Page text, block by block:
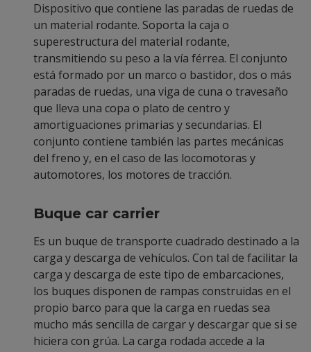
Dispositivo que contiene las paradas de ruedas de
un material rodante. Soporta la caja o
superestructura del material rodante,
transmitiendo su peso a la vía férrea. El conjunto
está formado por un marco o bastidor, dos o más
paradas de ruedas, una viga de cuna o travesaño
que lleva una copa o plato de centro y
amortiguaciones primarias y secundarias. El
conjunto contiene también las partes mecánicas
del freno y, en el caso de las locomotoras y
automotores, los motores de tracción.
Buque car carrier
Es un buque de transporte cuadrado destinado a la
carga y descarga de vehículos. Con tal de facilitar la
carga y descarga de este tipo de embarcaciones,
los buques disponen de rampas construidas en el
propio barco para que la carga en ruedas sea
mucho más sencilla de cargar y descargar que si se
hiciera con grúa. La carga rodada accede a la